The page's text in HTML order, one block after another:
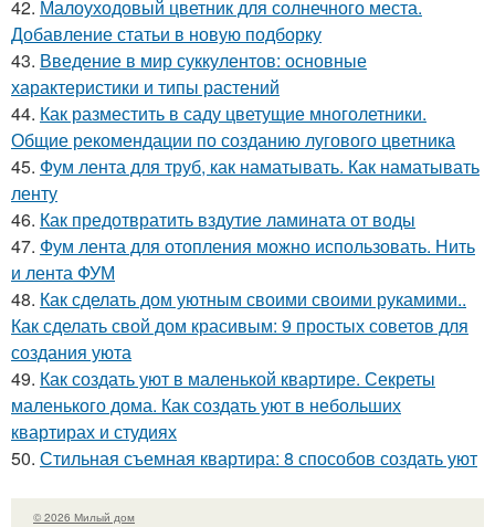
42. Малоуходовый цветник для солнечного места.
Добавление статьи в новую подборку
43. Введение в мир суккулентов: основные
характеристики и типы растений
44. Как разместить в саду цветущие многолетники.
Общие рекомендации по созданию лугового цветника
45. Фум лента для труб, как наматывать. Как наматывать
ленту
46. Как предотвратить вздутие ламината от воды
47. Фум лента для отопления можно использовать. Нить
и лента ФУМ
48. Как сделать дом уютным своими своими рукамими..
Как сделать свой дом красивым: 9 простых советов для
создания уюта
49. Как создать уют в маленькой квартире. Секреты
маленького дома. Как создать уют в небольших
квартирах и студиях
50. Стильная съемная квартира: 8 способов создать уют
© 2026 Милый дом